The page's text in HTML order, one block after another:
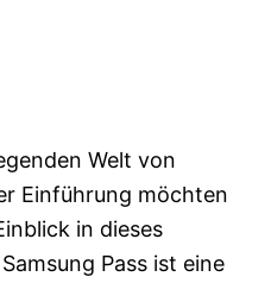
Welt von
Einführung möchten
in dieses
Pass ist eine